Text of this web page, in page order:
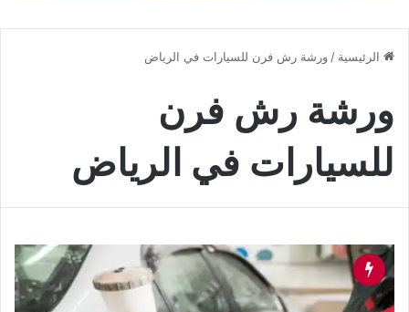
الرئيسية / ورشة رش فرن للسيارات في الرياض
ورشة رش فرن
للسيارات في الرياض